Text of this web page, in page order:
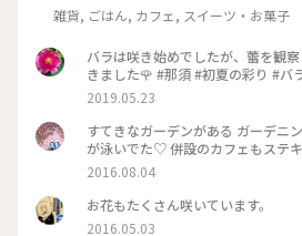
雑貨, ごはん, カフェ, スイーツ・お菓子
バラは咲き始めでしたが、蕾を観
きました🌹 #那須 #初夏の彩り #バ
2019.05.23
すてきなガーデンがある ガーデニ
が泳いでた♡ 併設のカフェもステキ
2016.08.04
お花もたくさん咲いています。
2016.05.03